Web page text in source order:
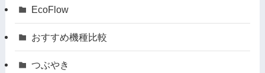
EcoFlow
おすすめ機種比較
つぶやき